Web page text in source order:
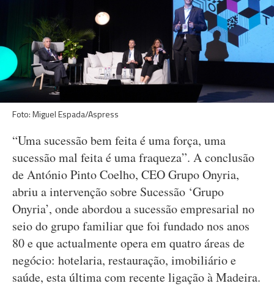
Foto: Miguel Espada/Aspress
“Uma sucessão bem feita é uma força, uma
sucessão mal feita é uma fraqueza”. A conclusão
de António Pinto Coelho, CEO Grupo Onyria,
abriu a intervenção sobre Sucessão ‘Grupo
Onyria’, onde abordou a sucessão empresarial no
seio do grupo familiar que foi fundado nos anos
80 e que actualmente opera em quatro áreas de
negócio: hotelaria, restauração, imobiliário e
saúde, esta última com recente ligação à Madeira.